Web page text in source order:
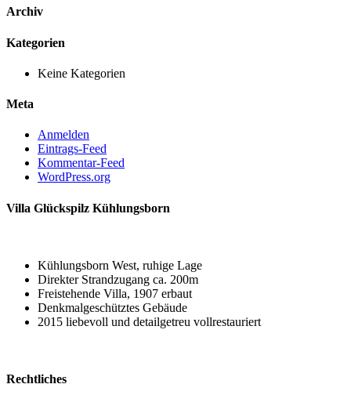
Archiv
Kategorien
Keine Kategorien
Meta
Anmelden
Eintrags-Feed
Kommentar-Feed
WordPress.org
Villa Glückspilz Kühlungsborn
Kühlungsborn West, ruhige Lage
Direkter Strandzugang ca. 200m
Freistehende Villa, 1907 erbaut
Denkmalgeschütztes Gebäude
2015 liebevoll und detailgetreu vollrestauriert
Rechtliches